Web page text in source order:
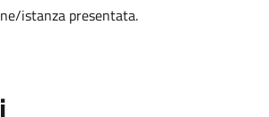
istanza presentata.